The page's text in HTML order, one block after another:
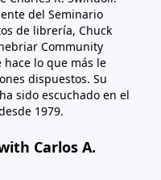
del Seminario
de librería, Chuck
Community
hace lo que más le
dispuestos. Su
sido escuchado en el
1979.
Carlos A.